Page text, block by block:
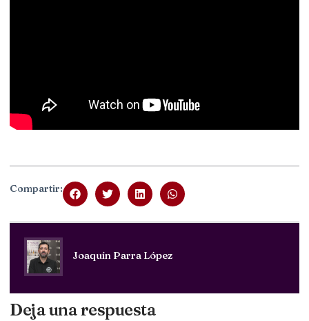
Compartir:
Joaquín Parra López
Deja una respuesta